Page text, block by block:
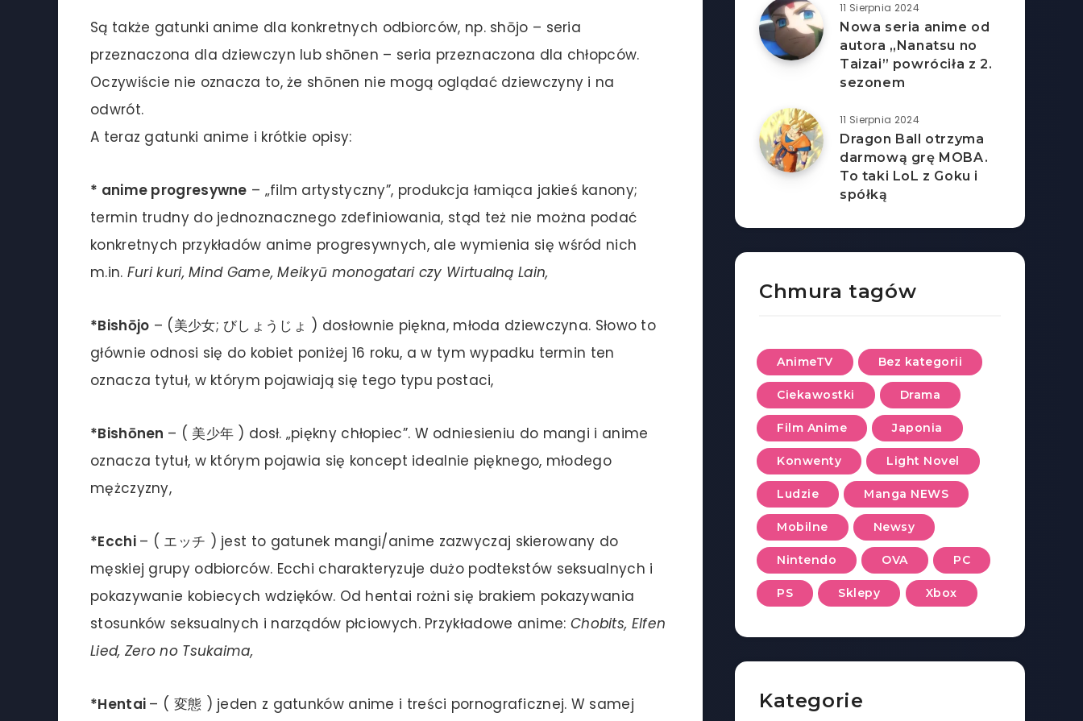
Są także gatunki anime dla konkretnych odbiorców, np. shōjo – seria
przeznaczona dla dziewczyn lub shōnen – seria przeznaczona dla chłopców.
Oczywiście nie oznacza to, że shōnen nie mogą oglądać dziewczyny i na
odwrót.
A teraz gatunki anime i krótkie opisy:
* anime progresywne – „film artystyczny”, produkcja łamiąca jakieś kanony;
termin trudny do jednoznacznego zdefiniowania, stąd też nie można podać
konkretnych przykładów anime progresywnych, ale wymienia się wśród nich
m.in. Furi kuri, Mind Game, Meikyū monogatari czy Wirtualną Lain,
*Bishōjo – (美少女; びしょうじょ ) dosłownie piękna, młoda dziewczyna. Słowo to
głównie odnosi się do kobiet poniżej 16 roku, a w tym wypadku termin ten
oznacza tytuł, w którym pojawiają się tego typu postaci,
*Bishōnen – ( 美少年 ) dosł. „piękny chłopiec”. W odniesieniu do mangi i anime
oznacza tytuł, w którym pojawia się koncept idealnie pięknego, młodego
mężczyzny,
*Ecchi – ( エッチ ) jest to gatunek mangi/anime zazwyczaj skierowany do
męskiej grupy odbiorców. Ecchi charakteryzuje dużo podtekstów seksualnych i
pokazywanie kobiecych wdzięków. Od hentai rożni się brakiem pokazywania
stosunków seksualnych i narządów płciowych. Przykładowe anime: Chobits, Elfen
Lied, Zero no Tsukaima,
*Hentai – ( 変態 ) jeden z gatunków anime i treści pornograficznej. W samej
11 Sierpnia 2024
Nowa seria anime od
autora „Nanatsu no
Taizai” powróciła z 2.
sezonem
11 Sierpnia 2024
Dragon Ball otrzyma
darmową grę MOBA.
To taki LoL z Goku i
spółką
Chmura tagów
AnimeTV Bez kategorii
Ciekawostki Drama
Film Anime Japonia
Konwenty Light Novel
Ludzie Manga NEWS
Mobilne Newsy
Nintendo OVA PC
PS Sklepy Xbox
Kategorie